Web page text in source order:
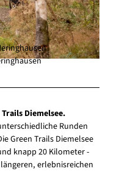
Lahme, Zweckverband Green Trails |
CC-BY-SA
Diemelsee.
Runden
Green Trails Diemelsee
knapp 20 Kilometer -
erlebnisreichen